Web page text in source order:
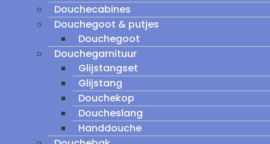
Douchecabines
Douchegoot & putjes
Douchegoot
Douchegarnituur
Glijstangset
Glijstang
Douchekop
Doucheslang
Handdouche